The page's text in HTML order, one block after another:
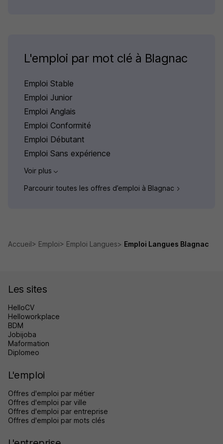
L'emploi par mot clé à Blagnac
Emploi Stable
Emploi Junior
Emploi Anglais
Emploi Conformité
Emploi Débutant
Emploi Sans expérience
Voir plus
Parcourir toutes les offres d’emploi à Blagnac
Accueil Emploi Emploi Langues Emploi Langues Blagnac
Les sites
HelloCV
Helloworkplace
BDM
Jobijoba
Maformation
Diplomeo
L'emploi
Offres d'emploi par métier
Offres d'emploi par ville
Offres d'emploi par entreprise
Offres d'emploi par mots clés